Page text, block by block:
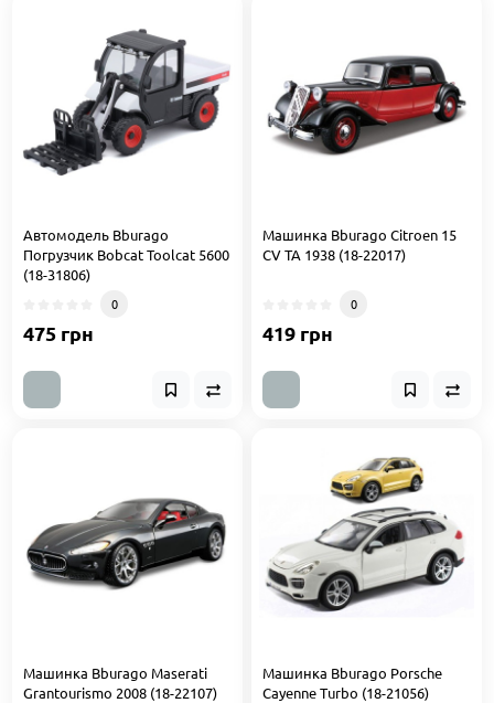
Автомодель Bburago
Погрузчик Bobcat Toolcat 5600
(18-31806)
0
475 грн
Машинка Bburago Citroen 15
CV TA 1938 (18-22017)
0
419 грн
Машинка Bburago Maserati
Grantourismo 2008 (18-22107)
Машинка Bburago Porsche
Cayenne Turbo (18-21056)